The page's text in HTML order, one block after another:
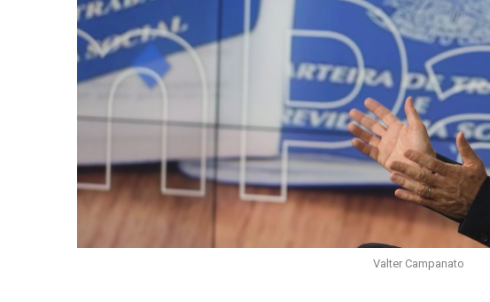
Valter Campanato